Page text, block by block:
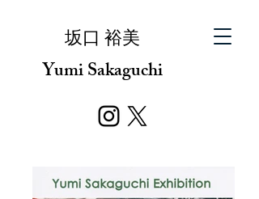
​坂口 裕美
Yumi Sakaguchi